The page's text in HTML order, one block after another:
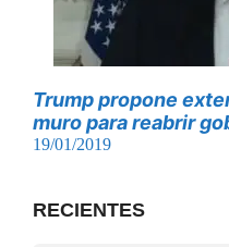
Trump propone
muro para reabrir
19/01/2019
RECIENTES